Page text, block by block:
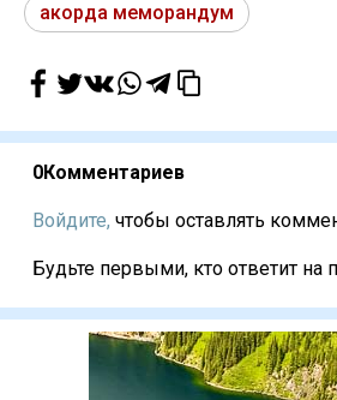
акорда меморандум
0Комментариев
Войдите, чтобы оставлять
Будьте первыми, кто ответит на